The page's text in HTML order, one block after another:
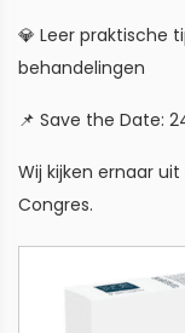
💎 Leer praktische
behandelingen
📌 Save the Date:
Wij kijken ernaar
Congres.